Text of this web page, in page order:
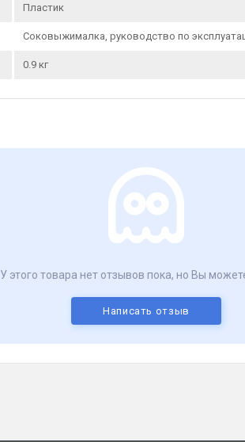
Пластик
Соковыжималка, руководство по
0.9 кг
У этого товара нет отзывов пока, но Вы
Написать отзыв